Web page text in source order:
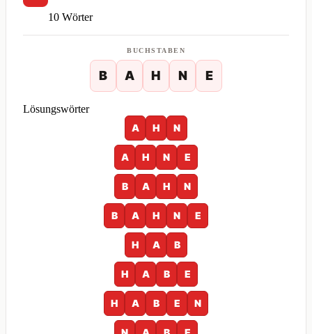
10 Wörter
BUCHSTABEN
B A H N E
Lösungswörter
A
H N
A H N E
B A H N
B A H N E
H A B
H A B E
H A B E N